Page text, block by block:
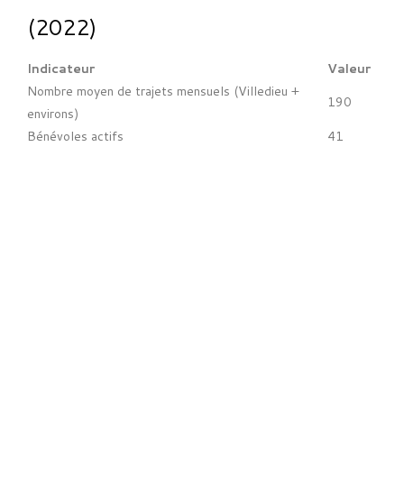
(2022)
Indicateur
Valeur
Nombre moyen de trajets mensuels (Villedieu +
environs)
190
Bénévoles actifs
41